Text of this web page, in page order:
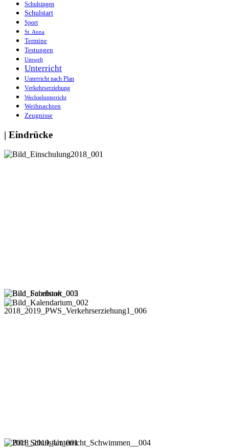
Schulsingen
Schulstart
Sport
St. Anna
Termine
Testungen
Umwelt
Unterricht
Unterricht nach Plan
Verkehrserziehung
Wechselunterricht
Weihnachten
Zeugnisse
| Eindrücke